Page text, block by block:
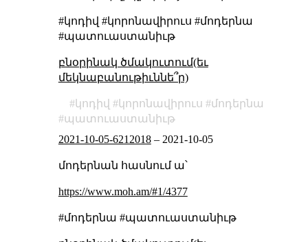
#կոդիվ #կորոնավիրուս #մոդերնա
#պատուաստանիւթ
բնօրինակ ծմակուտում(եւ
մեկնաբանութիւննե՞ր)
կոդիվ կորոնավիրուս
մոդերնա
պատուաստանիւթ
2021-10-05-6212018– 2021-10-05
մոդերնան հասնում ա՝
https://www.moh.am/#1/4377
#մոդերնա #պատուաստանիւթ